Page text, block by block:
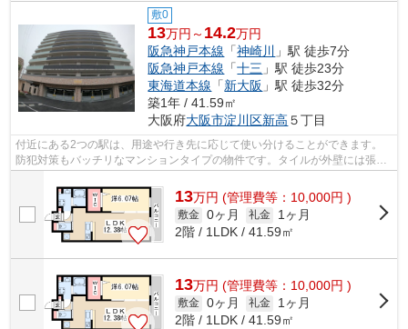
敷0
13万円～ 14.2万円
阪急神戸本線 「神崎川
」駅 徒歩7分
阪急神戸本線 「十三 」駅 徒歩23分
東海道本線 「新大阪 」駅 徒歩32分
築1年 / 41.59㎡
大阪府大阪市淀川区新高 ５丁目
付近にある2つの駅は、用途や行き先に応じて使い分けることができます。
防犯対策もバッチリなマンションタイプの物件です。タイルが外壁には張ら
れています。条件の中からご希望の物件...
13万円 (管理費等：10,000円 )
敷金 0ヶ月 礼金
1ヶ月
2階 / 1LDK / 41.59㎡
13万円 (管理費等：10,000円 )
敷金 0ヶ月 礼金
1ヶ月
2階 / 1LDK / 41.59㎡